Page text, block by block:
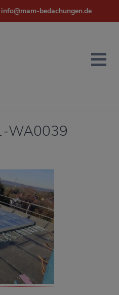
info@mam-bedachungen.de
WA0039